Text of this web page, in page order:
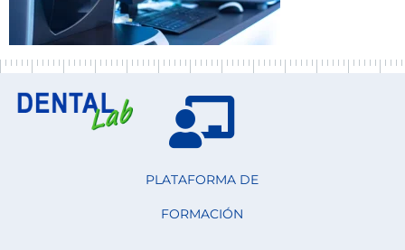
PLATAFORMA DE
FORMACIÓN